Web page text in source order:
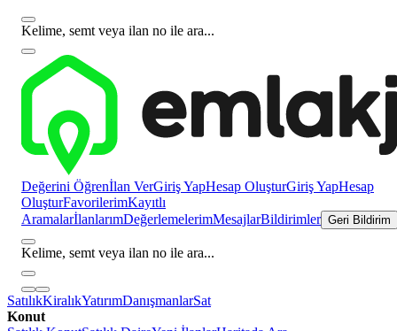
Kelime, semt veya ilan no ile ara...
Değerini Öğrenİlan VerGiriş YapHesap OluşturGiriş YapHesap
OluşturFavorilerimKayıtlı
AramalarİlanlarımDeğerlemelerimMesajlarBildirimler Geri Bildirim
Kelime, semt veya ilan no ile ara...
SatılıkKiralıkYatırımDanışmanlarSat
Konut